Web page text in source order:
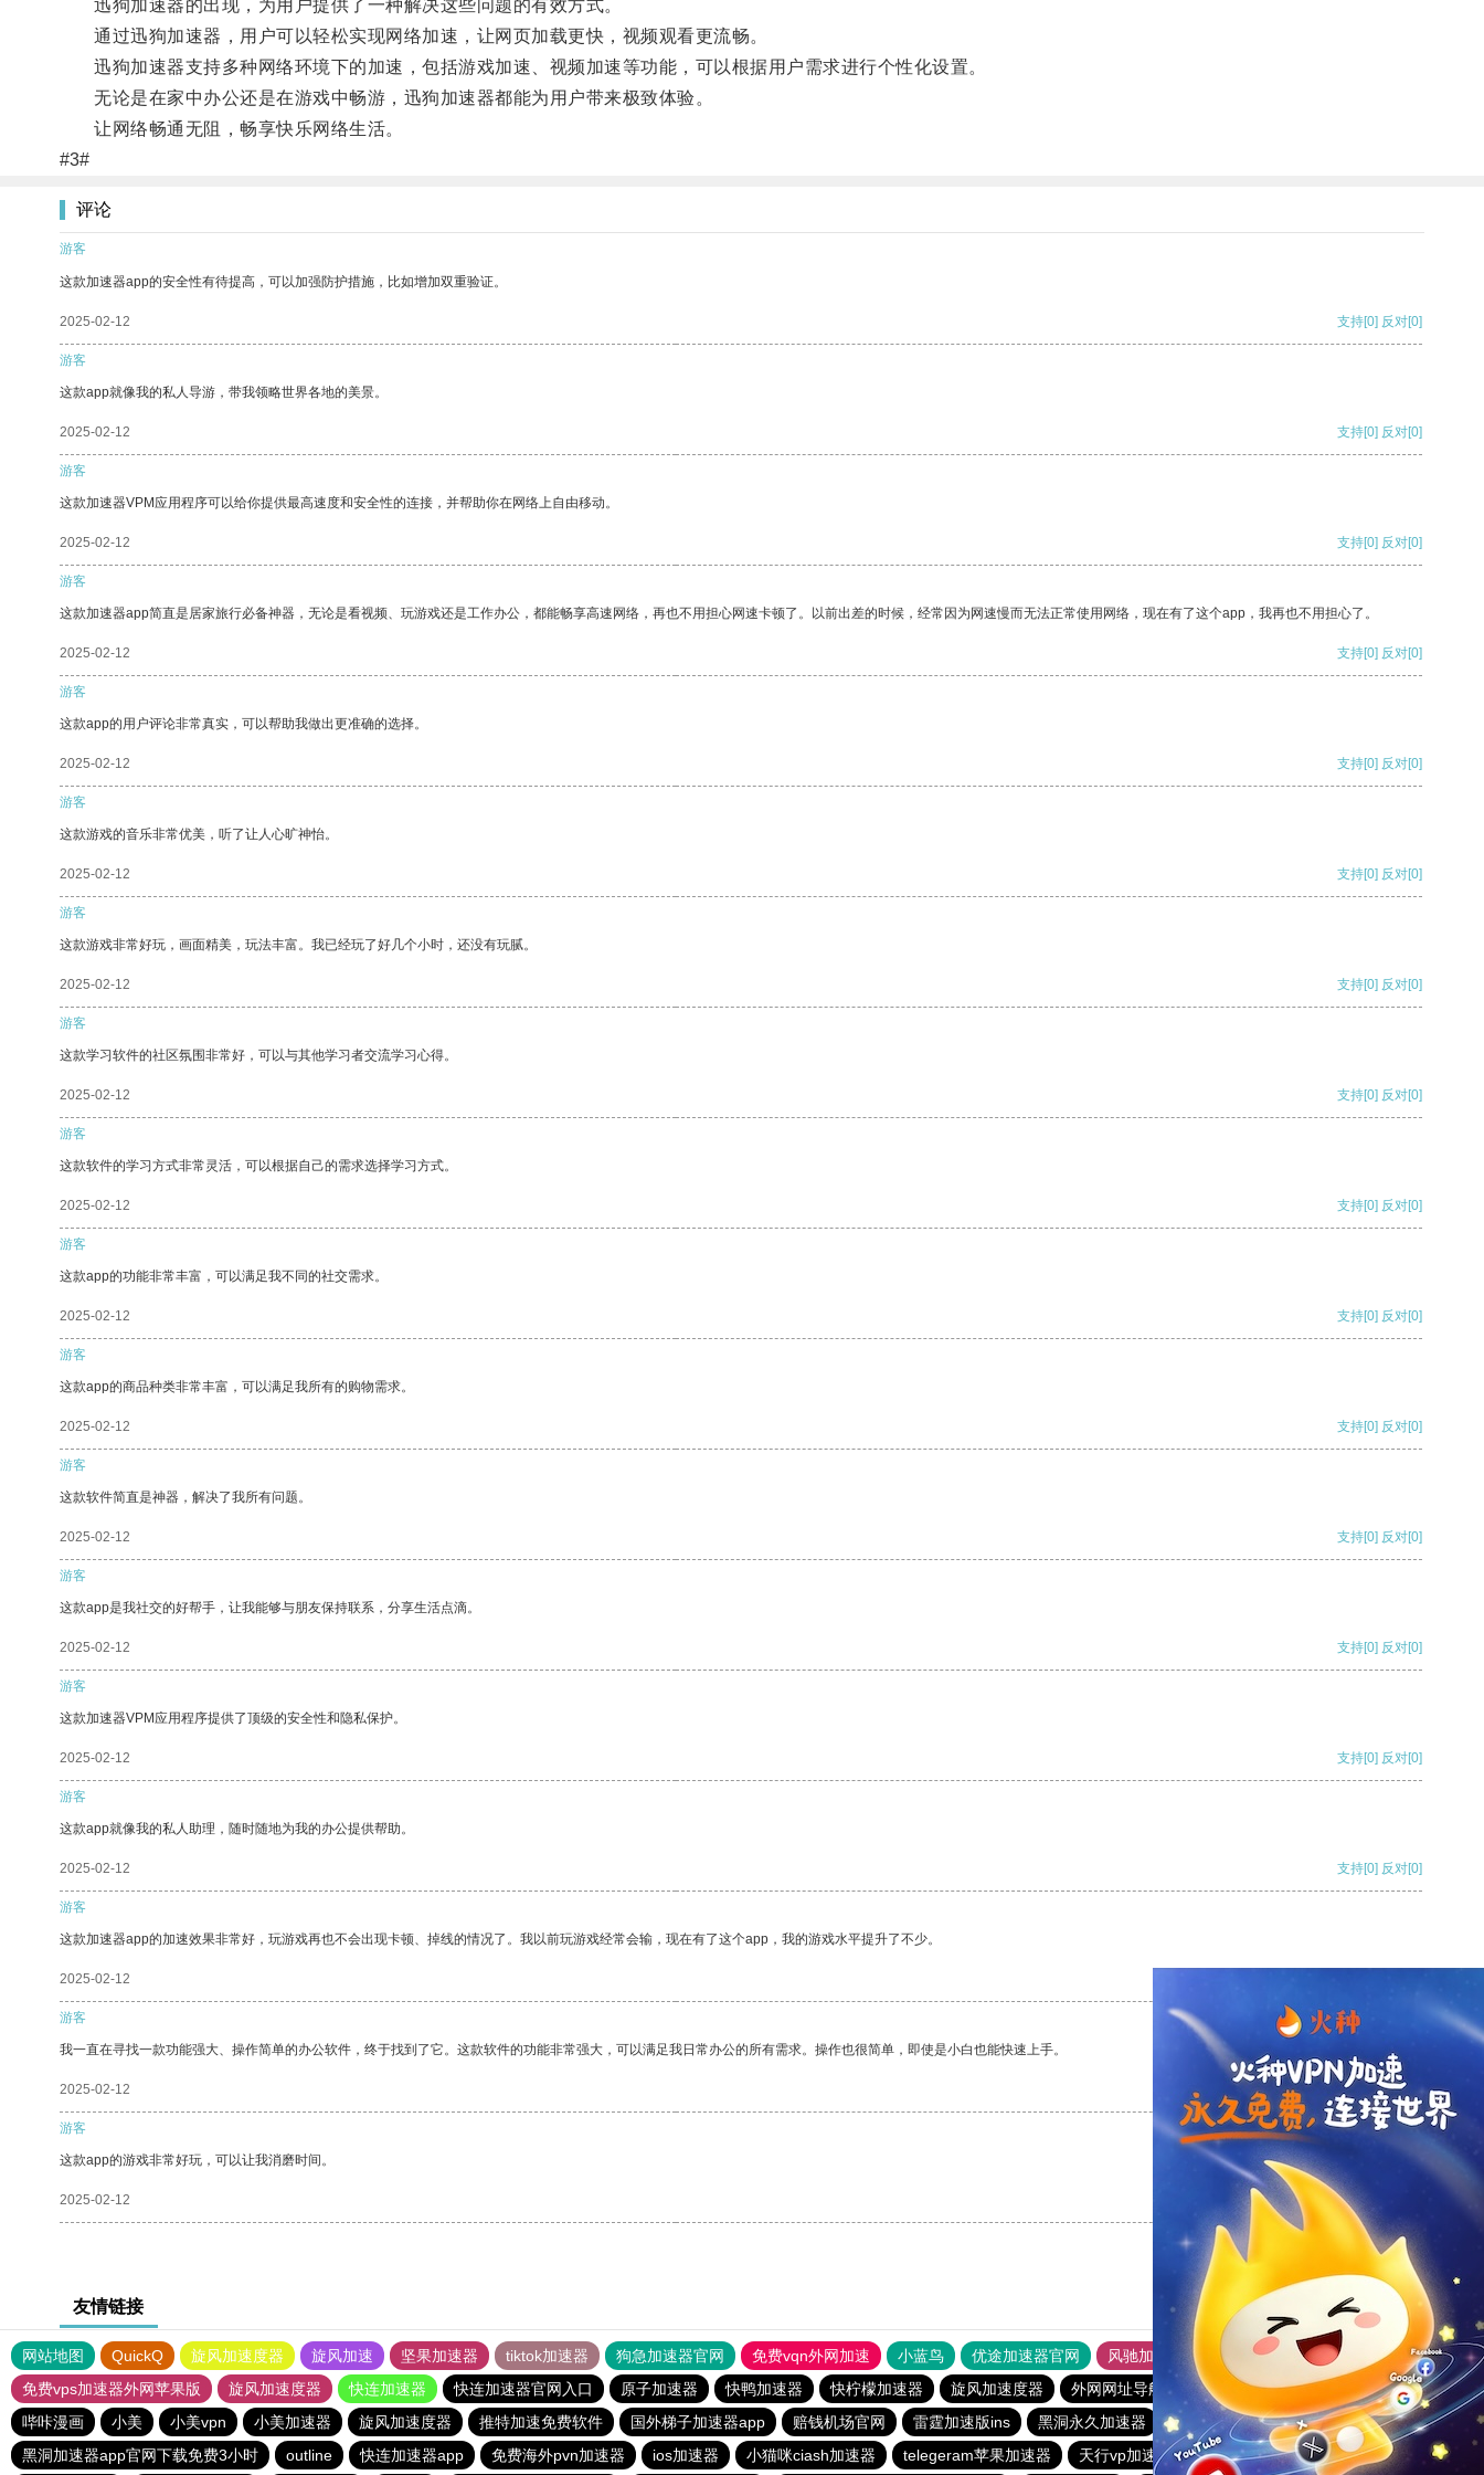
迅狗加速器的出现，为用户提供了一种解决这些问题的有效方式。
通过迅狗加速器，用户可以轻松实现网络加速，让网页加载更快，视频观看更流畅。
迅狗加速器支持多种网络环境下的加速，包括游戏加速、视频加速等功能，可以根据用户需求进行个性化设置。
无论是在家中办公还是在游戏中畅游，迅狗加速器都能为用户带来极致体验。
让网络畅通无阻，畅享快乐网络生活。
#3#
评论
游客
这款加速器app的安全性有待提高，可以加强防护措施，比如增加双重验证。
2025-02-12 支持[0] 反对[0]
游客
这款app就像我的私人导游，带我领略世界各地的美景。
2025-02-12 支持[0] 反对[0]
游客
这款加速器VPM应用程序可以给你提供最高速度和安全性的连接，并帮助你在网络上自由移动。
2025-02-12 支持[0] 反对[0]
游客
这款加速器app简直是居家旅行必备神器，无论是看视频、玩游戏还是工作办公，都能畅享高速网络，再也不用担心网速卡顿了。以前出差的时候，经常因为网速慢而无法正常使用网络，现在有了这个app，我再也不用担心了。
2025-02-12 支持[0] 反对[0]
游客
这款app的用户评论非常真实，可以帮助我做出更准确的选择。
2025-02-12 支持[0] 反对[0]
游客
这款游戏的音乐非常优美，听了让人心旷神怡。
2025-02-12 支持[0] 反对[0]
游客
这款游戏非常好玩，画面精美，玩法丰富。我已经玩了好几个小时，还没有玩腻。
2025-02-12 支持[0] 反对[0]
游客
这款学习软件的社区氛围非常好，可以与其他学习者交流学习心得。
2025-02-12 支持[0] 反对[0]
游客
这款软件的学习方式非常灵活，可以根据自己的需求选择学习方式。
2025-02-12 支持[0] 反对[0]
游客
这款app的功能非常丰富，可以满足我不同的社交需求。
2025-02-12 支持[0] 反对[0]
游客
这款app的商品种类非常丰富，可以满足我所有的购物需求。
2025-02-12 支持[0] 反对[0]
游客
这款软件简直是神器，解决了我所有问题。
2025-02-12 支持[0] 反对[0]
游客
这款app是我社交的好帮手，让我能够与朋友保持联系，分享生活点滴。
2025-02-12 支持[0] 反对[0]
游客
这款加速器VPM应用程序提供了顶级的安全性和隐私保护。
2025-02-12 支持[0] 反对[0]
游客
这款app就像我的私人助理，随时随地为我的办公提供帮助。
2025-02-12 支持[0] 反对[0]
游客
这款加速器app的加速效果非常好，玩游戏再也不会出现卡顿、掉线的情况了。我以前玩游戏经常会输，现在有了这个app，我的游戏水平提升了不少。
2025-02-12
游客
我一直在寻找一款功能强大、操作简单的办公软件，终于找到了它。这款软件的功能非常强大，可以满足我日常办公的所有需求。操作也很简单，即使是小白也能快速上手。
2025-02-12 支持 [0] 反对 [0]
游客
这款app的游戏非常好玩，可以让我消磨时间。
2025-02-12 支持
友情链接
网站地图 QuickQ 旋风加速度器 旋风加速 坚果加速器 tiktok加速器 狗急加速器官网 免费vqn外网加速 小蓝鸟 优途加速器官网 风驰加速器
旋风加速器
免费vps加速器外网苹果版
旋风加速度器 快连加速器 快连加速器官网入口 原子加速器 快鸭加速器 快柠檬加速器 旋风加速度器 外网网址导航 软件中心 雷霆加速
狂飙加速器
哔咔漫画
小美 小美vpn 小美加速器 旋风加速度器 推特加速免费软件 国外梯子加速器app 赔钱机场官网 雷霆加速版ins 黑洞永久加速器
雷霆加器速
黑洞加速器app官网下载免费3小时
outline 快连加速器app 免费海外pvn加速器 ios加速器 小猫咪ciash加速器 telegeram苹果加速器 天行vp加速 快连vp加速器 outline